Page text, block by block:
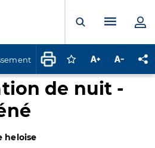
Ouvrir laMenu
Connectez-vous
Augmenter la
de nuit -
heloise